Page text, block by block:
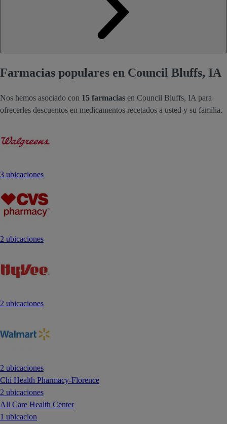
Farmacias populares en Council Bluffs, IA
Nos hemos asociado con 15 farmacias en Council Bluffs, IA para
ofrecerles descuentos en medicamentos recetados a usted y su familia.
3 ubicaciones
2 ubicaciones
2 ubicaciones
2 ubicaciones
Chi Health Pharmacy-Florence
2 ubicaciones
All Care Health Center
1 ubicacion